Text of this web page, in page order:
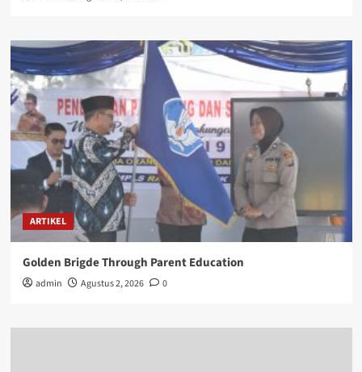
ARTIKEL
Golden Brigde Through Parent Education
admin Agustus 2, 2026 0